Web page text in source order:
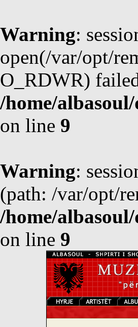
Warning:
open(/var/opt/
O_RDWR)
/home/
on line 9
Warning:
(path: /var/opt/
/home/
on line 9